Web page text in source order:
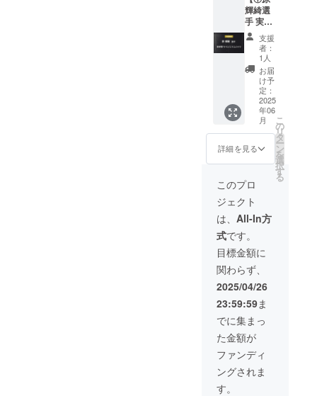
場合は
「掲載
なし」
とご記
入くだ
さい。
は、備
考欄に
お名前
をご記
入くだ
さい。
希望さ
れない
場合は
「掲載
なし」
入くだ
さい。
クト終
了後に
お送り
する
メール
をご確
認くだ
さい。
②HPへ
の氏名
掲載権
リター
ン品に
ます。
にご希
望のお
記載い
たしま
す。 ・
掲載場
所：
TRANK
SHONA
Nの公式
HP ・掲
載期
間：
2025年
5月1
培米 あ
きたこ
まち
年産・
令和6年
・内容
量：2kg
・保存
方法：
室温
15℃以
管して
い。 ・
賞味期
限：お
届け商
品のラ
ベルに
表記 ・
製造者
井上 大
雅（茂
じいの
田ん
ぼ） ※
商品開
封前に
手・金
子 大毅
選手の
実使用
サイン
入りス
パイク
（※）を
お送り
いたし
ます。
※金子選
手のご
供され
たもの
です。
転売等
は固く
禁止い
たしま
す。
②HPへ
の氏名
掲載権
全ての
リター
ン品に
付属し
ます。
公式HP
にご希
輝綺選
手 実使
用サイ
ン入り
スパイ
ク +
②HPへ
の氏名
掲載
権】 ①
実使用
サイン
入りス
パイク
先着1名
様限定
で、現
役プロ
サッ
カー選
手・原
輝綺選
手の実
使用サ
イン入
りスパ
イク
（※）を
お送り
いたし
ます。
※原選手
のご厚
支援
者：
1人
お届
け予
定：
2025
年06
月
詳細を見る
こ
の
リ
タ
ー
ン
を
選
択
す
る
このプロ
ジェクト
は、 All-In方
式です。
目標金額に
関わらず、
2025/04/26
23:59:59ま
でに集まっ
た金額が
ファンディ
ングされま
す。